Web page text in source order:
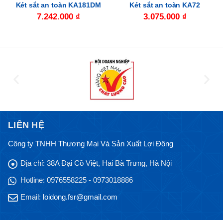
Két sắt an toàn KA181DM
7.242.000 ₫
Két sắt an toàn KA72
3.075.000 ₫
LIÊN HỆ
Công ty TNHH Thương Mại Và Sản Xuất Lợi Đông
Địa chỉ: 38A Đại Cồ Việt, Hai Bà Trưng, Hà Nội
Hotline: 0976558225 - 0973018886
Email: loidong.fsr@gmail.com